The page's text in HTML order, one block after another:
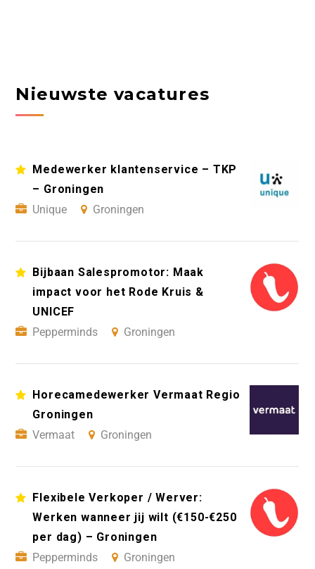
Nieuwste vacatures
Medewerker klantenservice – TKP
– Groningen
Unique
Groningen
Bijbaan Salespromotor: Maak
impact voor het Rode Kruis &
UNICEF
Pepperminds
Groningen
Horecamedewerker Vermaat Regio
Groningen
Vermaat
Groningen
Flexibele Verkoper / Werver:
Werken wanneer jij wilt (€150-€250
per dag) – Groningen
Pepperminds
Groningen